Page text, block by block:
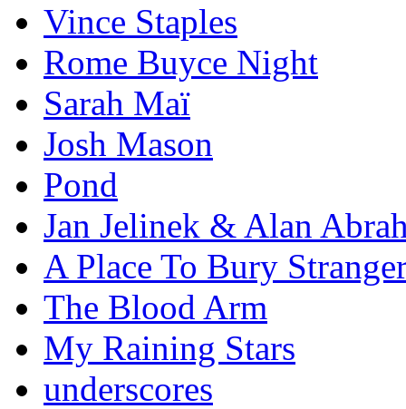
Vince Staples
Rome Buyce Night
Sarah Maï
Josh Mason
Pond
Jan Jelinek & Alan
A Place To Bury
The Blood Arm
My Raining Stars
underscores